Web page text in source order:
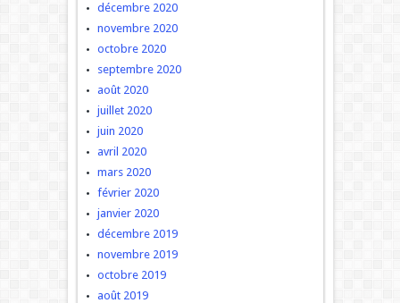
décembre 2020
novembre 2020
octobre 2020
septembre 2020
août 2020
juillet 2020
juin 2020
avril 2020
mars 2020
février 2020
janvier 2020
décembre 2019
novembre 2019
octobre 2019
août 2019